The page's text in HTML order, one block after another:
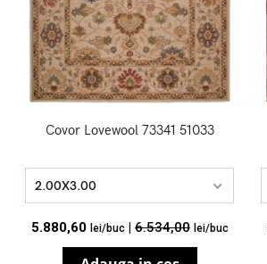
Covor Lovewool 73341 51033
2.00X3.00
5.880,60 lei/buc | 6.534,00 lei/buc